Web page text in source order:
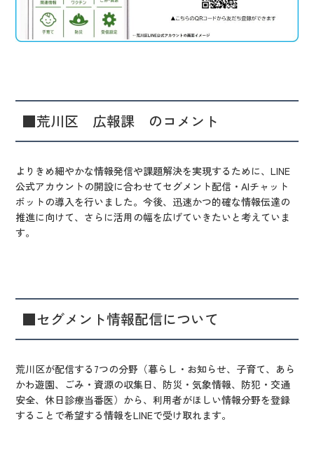
■荒川区 広報課 のコメント
よりきめ細やかな情報発信や課題解決を実現するために、LINE
公式アカウントの開設に合わせてセグメント配信・AIチャット
ボットの導入を行いました。今後、迅速かつ的確な情報伝達の
推進に向けて、さらに活用の幅を広げていきたいと考えていま
す。
■セグメント情報配信について
荒川区が配信する7つの分野（暮らし・お知らせ、子育て、あら
かわ遊園、ごみ・資源の収集日、防災・気象情報、防犯・交通
安全、休日診療当番医）から、利用者がほしい情報分野を登録
することで希望する情報をLINEで受け取れます。